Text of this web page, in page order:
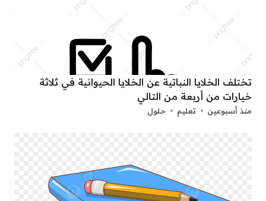
تختلف الخلايا النباتية عن الخلايا الحيوانية في ثلاثة
خيارات من أربعة من التالي
منذ أسبوعين تعليم حلول